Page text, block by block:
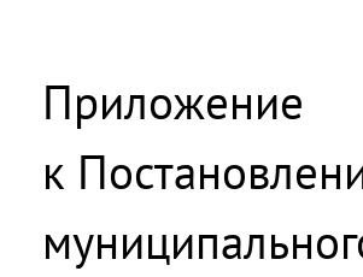
Приложение
к